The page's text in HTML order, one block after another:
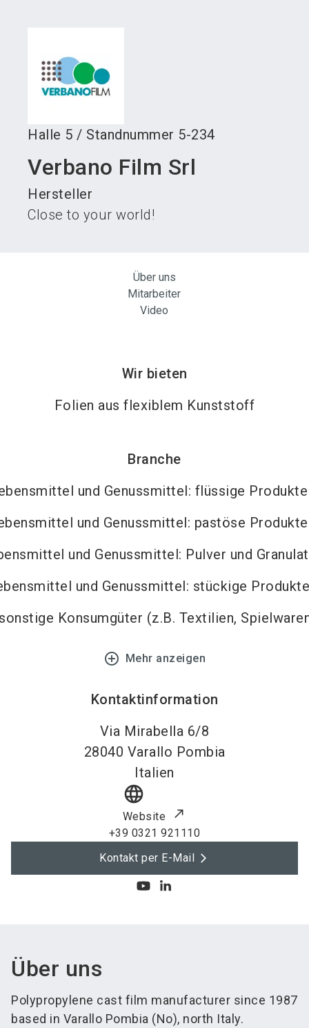
Halle 5 / Standnummer 5-234
Verbano Film Srl
Hersteller
Close to your world!
Über uns
Mitarbeiter
Video
Wir bieten
Folien aus flexiblem Kunststoff
Branche
und Genussmittel: flüssige Produkte
und Genussmittel: pastöse Produkte
und Genussmittel: Pulver und
und Genussmittel: stückige Produkte
Konsumgüter (z.B. Textilien,
add_circle_outline Mehr anzeigen
Kontaktinformation
Via Mirabella 6/8
28040 Varallo Pombia
Italien
language
Website
+39 0321 921110
Kontakt per E-Mail
Über uns
Polypropylene cast film manufacturer since 1987
based in Varallo Pombia (No), north Italy.